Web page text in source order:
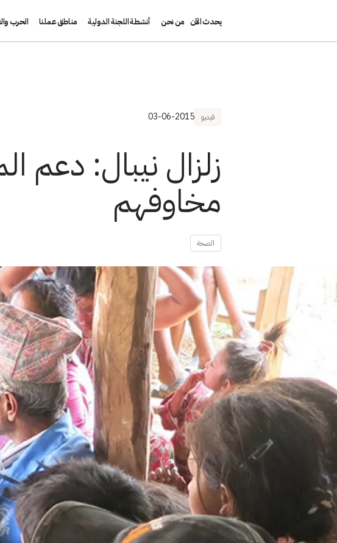
يحدث الآن من نحن أنشطة اللجنة الدولية مناطق عملنا الحرب
فيديو 03-06-2015
زلزال نيبال: دعم
مخاوفهم
الصحة